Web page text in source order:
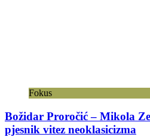
Fokus
Božidar Proročić – Mikola
pjesnik vitez neoklasicizma